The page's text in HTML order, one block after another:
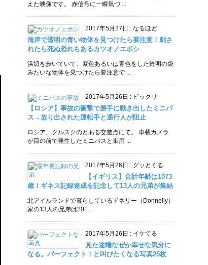
えた映像です。 赤信号に一瞬気づ ...
2017年5月27日 : なるほど
海岸で透明の青い物体を見つけたら要注意！刺さ
れたら死ぬ恐れもあるカツオノエボシ
浜辺を歩いていて、紫色あるいは青色をした透明の袋
みたいな物体を見つけたら要注意で ...
2017年5月26日 : ビックリ
【ロシア】事故の衝撃で勝手に動き出したミニバ
ス→放り出された運転手と通行人が阻止
ロシア、クルスクのとある交差点にて。 車載カメラ
が目の前で発生したミニバスと乗用 ...
2017年5月26日 : グッとくる
【イギリス】合計年齢は1073
歳！ギネス記録達成を記念して13人の兄弟が集結
北アイルランドで暮らしているドネリー（Donnelly）
家の13人の兄弟は201 ...
2017年5月26日 : イケてる
見た途端なぜか幸せな気分に
なる。パーフェクト！と叫びたくなる写真25枚